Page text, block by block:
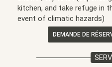
kitchen, and take refuge in
event of climatic hazards)
DEMANDE DE